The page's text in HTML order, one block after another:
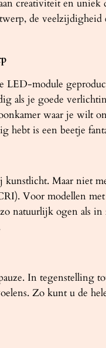
creativiteit en
de
module
als je goede
waar je wilt
hebt is een beetje
kunstlicht. Maar niet
Voor modellen
natuurlijk ogen als
In
Zo kunt u de